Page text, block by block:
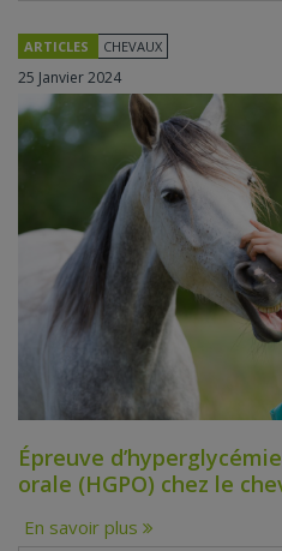
ARTICLES CHEVAUX
25 Janvier 2024
Épreuve
orale (HGPO) chez le
En savoir plus